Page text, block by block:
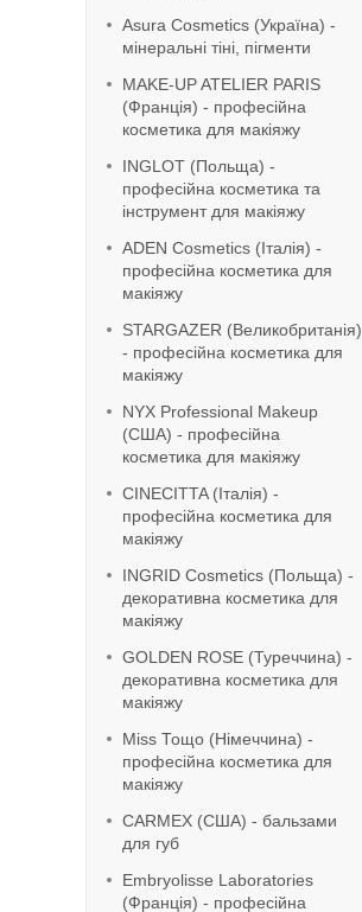
Asura Cosmetics (Україна) -
мінеральні тіні, пігменти
MAKE-UP ATELIER PARIS
(Франція) - професійна
косметика для макіяжу
INGLOT (Польща) -
професійна косметика та
інструмент для макіяжу
ADEN Cosmetics (Італія) -
професійна косметика для
макіяжу
STARGAZER (Великобританія)
- професійна косметика для
макіяжу
NYX Professional Makeup
(США) - професійна
косметика для макіяжу
CINECITTA (Італія) -
професійна косметика для
макіяжу
INGRID Cosmetics (Польща) -
декоративна косметика для
макіяжу
GOLDEN ROSE (Туреччина) -
декоративна косметика для
макіяжу
Miss Тощо (Німеччина) -
професійна косметика для
макіяжу
CARMEX (США) - бальзами
для губ
Embryolisse Laboratories
(Франція) - професійна